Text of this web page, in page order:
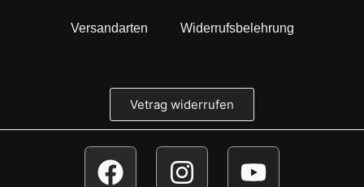
Versandarten Widerrufsbelehrung
Vetrag widerrufen